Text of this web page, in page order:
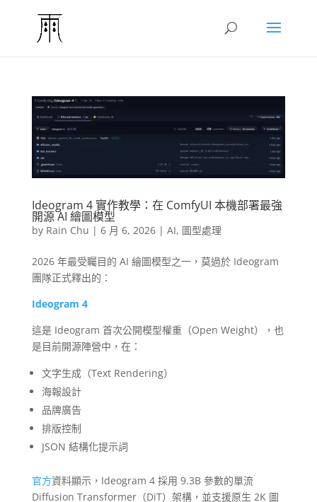
Ideogram 4 實作教學：在 ComfyUI 本機部署最強
開源 AI 繪圖模型
by Rain Chu | 6 月 6, 2026| AI, 圖型處理
2026 年最受矚目的 AI 繪圖模型之一，莫過於 Ideogram
團隊正式釋出的：
Ideogram 4
這是 Ideogram 首次公開模型權重（Open Weight），也
是目前開源陣營中，在：
文字生成（Text Rendering）
海報設計
品牌廣告
排版控制
JSON 結構化提示詞
官方資料顯示，Ideogram 4 採用 9.3B 參數的單流
Diffusion Transformer（DiT）架構，並支援原生 2K 圖